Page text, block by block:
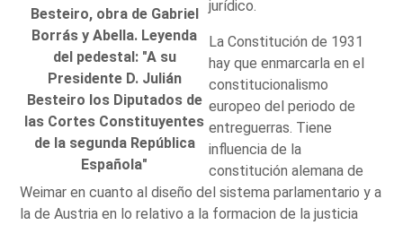
Besteiro, obra de Gabriel
Borrás y Abella. Leyenda
del pedestal: "A su
Presidente D. Julián
Besteiro los Diputados de
las Cortes Constituyentes
de la segunda República
Española"
jurídico.
La Constitución de 1931
hay que enmarcarla en el
constitucionalismo
europeo del periodo de
entreguerras. Tiene
influencia de la
constitución alemana de
Weimar en cuanto al diseño del sistema parlamentario y a
la de Austria en lo relativo a la formacion de la justicia